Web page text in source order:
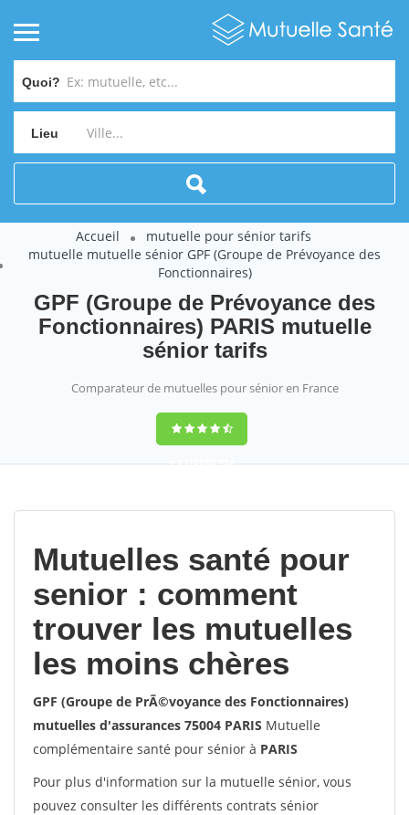
Quoi?
Lieu
Accueil
mutuelle pour sénior tarifs
mutuelle mutuelle sénior GPF (Groupe de Prévoyance des
Fonctionnaires)
GPF (Groupe de Prévoyance des
Fonctionnaires) PARIS mutuelle
sénior tarifs
Comparateur de mutuelles pour sénior en France
9,2(100%)452
Mutuelles santé pour
senior : comment
trouver les mutuelles
les moins chères
GPF (Groupe de PrÃ©voyance des Fonctionnaires)
mutuelles d'assurances 75004 PARIS Mutuelle
complémentaire santé pour sénior à PARIS
Pour plus d'information sur la mutuelle sénior, vous
pouvez consulter les différents contrats sénior